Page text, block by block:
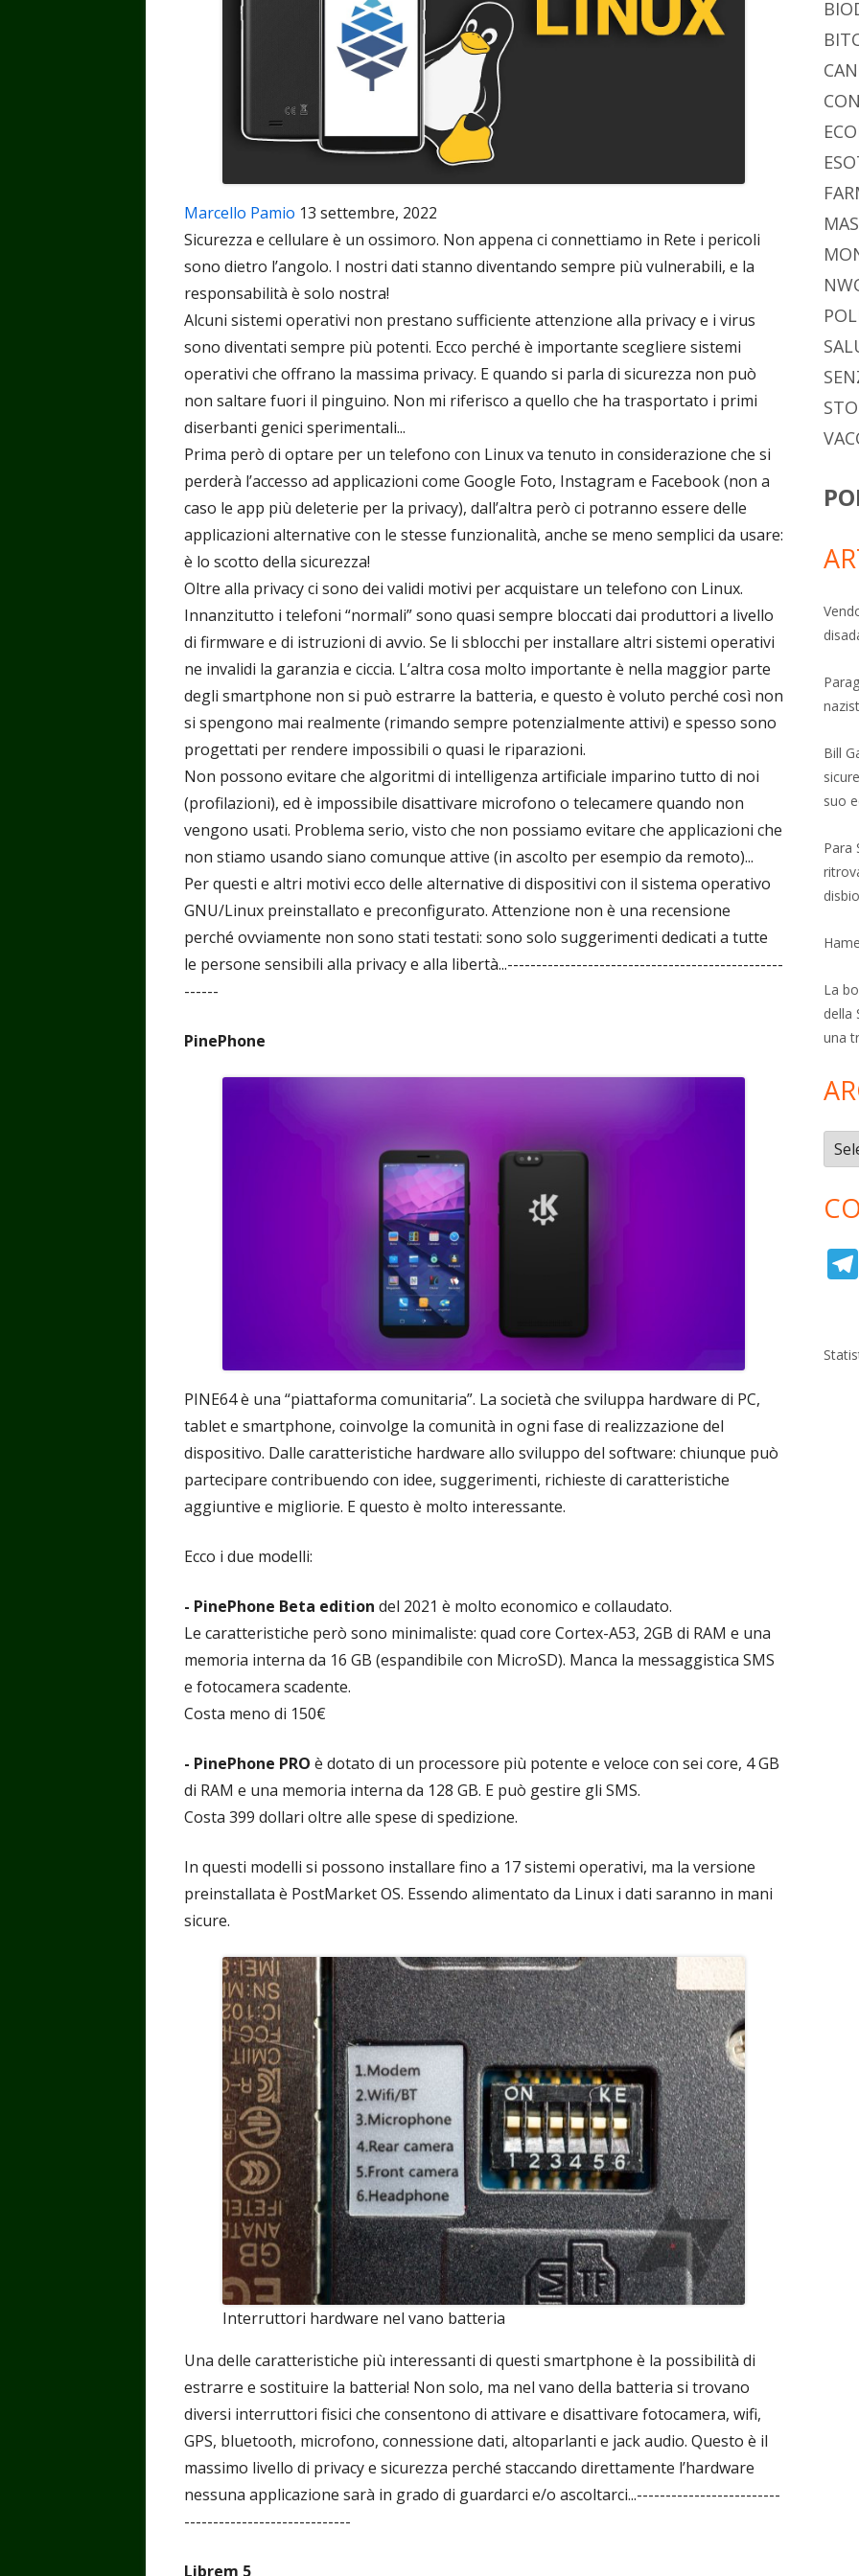
di
Marcello Pamio 13 settembre, 2022
Sicurezza e cellulare è un ossimoro. Non appena ci connettiamo in Rete i pericoli
sono dietro l’angolo. I nostri dati stanno diventando sempre più vulnerabili, e la
responsabilità è solo nostra!
Alcuni sistemi operativi non prestano sufficiente attenzione alla privacy e i virus
sono diventati sempre più potenti. Ecco perché è importante scegliere sistemi
operativi che offrano la massima privacy. E quando si parla di sicurezza non può
non saltare fuori il pinguino. Non mi riferisco a quello che ha trasportato i primi
diserbanti genici sperimentali...
Prima però di optare per un telefono con Linux va tenuto in considerazione che si
perderà l’accesso ad applicazioni come Google Foto, Instagram e Facebook (non a
caso le app più deleterie per la privacy), dall’altra però ci potranno essere delle
applicazioni alternative con le stesse funzionalità, anche se meno semplici da usare:
è lo scotto della sicurezza!
Oltre alla privacy ci sono dei validi motivi per acquistare un telefono con Linux.
Innanzitutto i telefoni “normali” sono quasi sempre bloccati dai produttori a livello
di firmware e di istruzioni di avvio. Se li sblocchi per installare altri sistemi operativi
ne invalidi la garanzia e ciccia. L’altra cosa molto importante è nella maggior parte
degli smartphone non si può estrarre la batteria, e questo è voluto perché così non
si spengono mai realmente (rimando sempre potenzialmente attivi) e spesso sono
progettati per rendere impossibili o quasi le riparazioni.
Non possono evitare che algoritmi di intelligenza artificiale imparino tutto di noi
(profilazioni), ed è impossibile disattivare microfono o telecamere quando non
vengono usati. Problema serio, visto che non possiamo evitare che applicazioni che
non stiamo usando siano comunque attive (in ascolto per esempio da remoto)...
Per questi e altri motivi ecco delle alternative di dispositivi con il sistema operativo
GNU/Linux preinstallato e preconfigurato. Attenzione non è una recensione
perché ovviamente non sono stati testati: sono solo suggerimenti dedicati a tutte
le persone sensibili alla privacy e alla libertà...------------------------------------------------
------
PinePhone
PINE64 è una “piattaforma comunitaria”. La società che sviluppa hardware di PC,
tablet e smartphone, coinvolge la comunità in ogni fase di realizzazione del
dispositivo. Dalle caratteristiche hardware allo sviluppo del software: chiunque può
partecipare contribuendo con idee, suggerimenti, richieste di caratteristiche
aggiuntive e migliorie. E questo è molto interessante.
Ecco i due modelli:
- PinePhone Beta edition del 2021 è molto economico e collaudato.
Le caratteristiche però sono minimaliste: quad core Cortex-A53, 2GB di RAM e una
memoria interna da 16 GB (espandibile con MicroSD). Manca la messaggistica SMS
e fotocamera scadente.
Costa meno di 150€
- PinePhone PRO è dotato di un processore più potente e veloce con sei core, 4 GB
di RAM e una memoria interna da 128 GB. E può gestire gli SMS.
Costa 399 dollari oltre alle spese di spedizione.
In questi modelli si possono installare fino a 17 sistemi operativi, ma la versione
preinstallata è PostMarket OS. Essendo alimentato da Linux i dati saranno in mani
sicure.
Interruttori hardware nel vano batteria
Una delle caratteristiche più interessanti di questi smartphone è la possibilità di
estrarre e sostituire la batteria! Non solo, ma nel vano della batteria si trovano
diversi interruttori fisici che consentono di attivare e disattivare fotocamera, wifi,
GPS, bluetooth, microfono, connessione dati, altoparlanti e jack audio. Questo è il
massimo livello di privacy e sicurezza perché staccando direttamente l’hardware
nessuna applicazione sarà in grado di guardarci e/o ascoltarci...-------------------------
-----------------------------
Librem 5
Bill
suo
Para
La
della
una